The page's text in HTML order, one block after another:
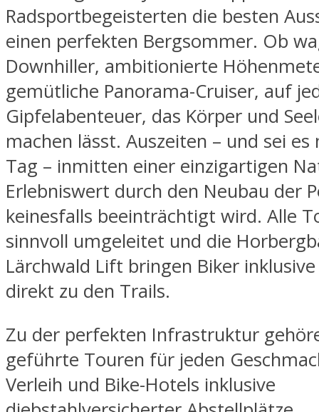
Radsportbegeisterten die besten
einen perfekten Bergsommer. Ob
Downhiller, ambitionierte
gemütliche Panorama-Cruiser, auf
Gipfelabenteuer, das Körper und
machen lässt. Auszeiten – und sei
Tag – inmitten einer einzigartigen
Erlebniswert durch den Neubau der
keinesfalls beeinträchtigt wird. Alle
sinnvoll umgeleitet und die
Lärchwald Lift bringen Biker
direkt zu den Trails.
Zu der perfekten Infrastruktur
geführte Touren für jeden
Verleih und Bike-Hotels inklusive